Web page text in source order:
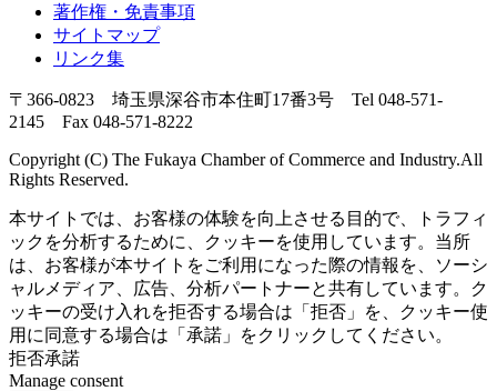
著作権・免責事項
サイトマップ
リンク集
〒366-0823 埼玉県深谷市本住町17番3号 Tel 048-571-
2145 Fax 048-571-8222
Copyright (C) The Fukaya Chamber of Commerce and Industry.All
Rights Reserved.
本サイトでは、お客様の体験を向上させる目的で、トラフィ
ックを分析するために、クッキーを使用しています。当所
は、お客様が本サイトをご利用になった際の情報を、ソーシ
ャルメディア、広告、分析パートナーと共有しています。ク
ッキーの受け入れを拒否する場合は「拒否」を、クッキー使
用に同意する場合は「承諾」をクリックしてください。
拒否承諾
Manage consent